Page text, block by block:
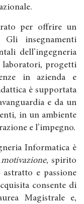
per offrire un
insegnamenti
dell’ingegneria
laboratori, progetti
in azienda e
è supportata
e da un
in un ambiente
e l’impegno.
Informatica è
motivazione, spirito
e passione
consente di
Magistrale e,